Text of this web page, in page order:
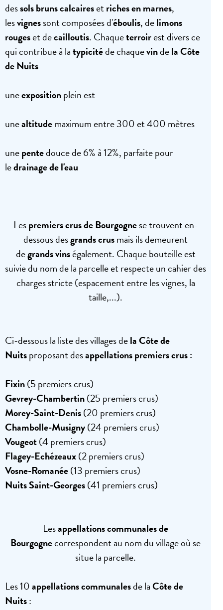
dessols bruns calcairesetriches en marnes,
lesvignessont composées d'éboulis, delimons
rougeset decailloutis. Chaqueterroirest divers ce
qui contribue à latypicitéde chaquevindela Côte
de Nuits
uneexpositionplein est
unealtitudemaximum entre 300 et 400 mètres
unepentedouce de 6% à 12%, parfaite pour
ledrainage de l'eau
Lespremiers crus de Bourgognese trouvent en-
dessous desgrands crusmais ils demeurent
degrands vinségalement. Chaque bouteille est
suivie du nom de la parcelle et respecte un cahier des
charges stricte (espacement entre les vignes, la
taille,...).
Ci-dessous la liste des villages dela Côte de
Nuitsproposant desappellations premiers crus:
Fixin(5 premiers crus)
Gevrey-Chambertin(25 premiers crus)
Morey-Saint-Denis(20 premiers crus)
Chambolle-Musigny(24 premiers crus)
Vougeot(4 premiers crus)
Flagey-Echézeaux(2 premiers crus)
Vosne-Romanée(13 premiers crus)
Nuits Saint-Georges(41 premiers crus)
Lesappellations communales de
Bourgognecorrespondent au nom du village où se
situe la parcelle.
Les 10appellations communalesde laCôte de
Nuits: